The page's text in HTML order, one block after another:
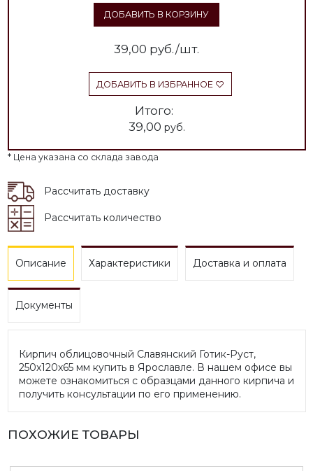
ДОБАВИТЬ В КОРЗИНУ
39,00 руб./шт.
ДОБАВИТЬ В ИЗБРАННОЕ
Итого:
39,00 руб.
* Цена указана со склада завода
Рассчитать доставку
Рассчитать количество
Описание Характеристики Доставка и оплата
Документы
Кирпич облицовочный Славянский Готик-Руст,
250х120х65 мм купить в Ярославле. В нашем офисе вы
можете ознакомиться с образцами данного кирпича и
получить консультации по его применению.
ПОХОЖИЕ ТОВАРЫ